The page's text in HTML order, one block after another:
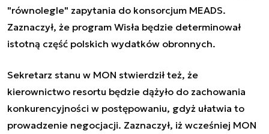
"równolegle" zapytania do konsorcjum MEADS.
Zaznaczył, że program Wisła będzie determinował
istotną część polskich wydatków obronnych.
Sekretarz stanu w MON stwierdził też, że
kierownictwo resortu będzie dążyło do zachowania
konkurencyjności w postępowaniu, gdyż ułatwia to
prowadzenie negocjacji. Zaznaczył, iż wcześniej MON